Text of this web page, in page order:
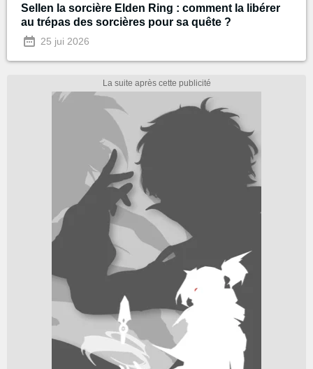
Sellen la sorcière Elden Ring : comment la libérer
au trépas des sorcières pour sa quête ?
25 jui 2026